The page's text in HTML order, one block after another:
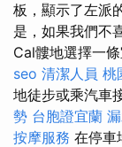
板，顯示了左派
是，如果我們不
Cal髏地選擇一
seo 清潔人員 桃
地徒步或乘汽車
勢 台胞證宜蘭
按摩服務 在停車